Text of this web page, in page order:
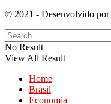
© 2021 - Desenvolvido por
No Result
View All Result
Home
Brasil
Economia